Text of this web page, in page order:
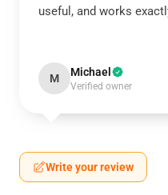
useful, and works
M Michael
Verified owner
Write your review